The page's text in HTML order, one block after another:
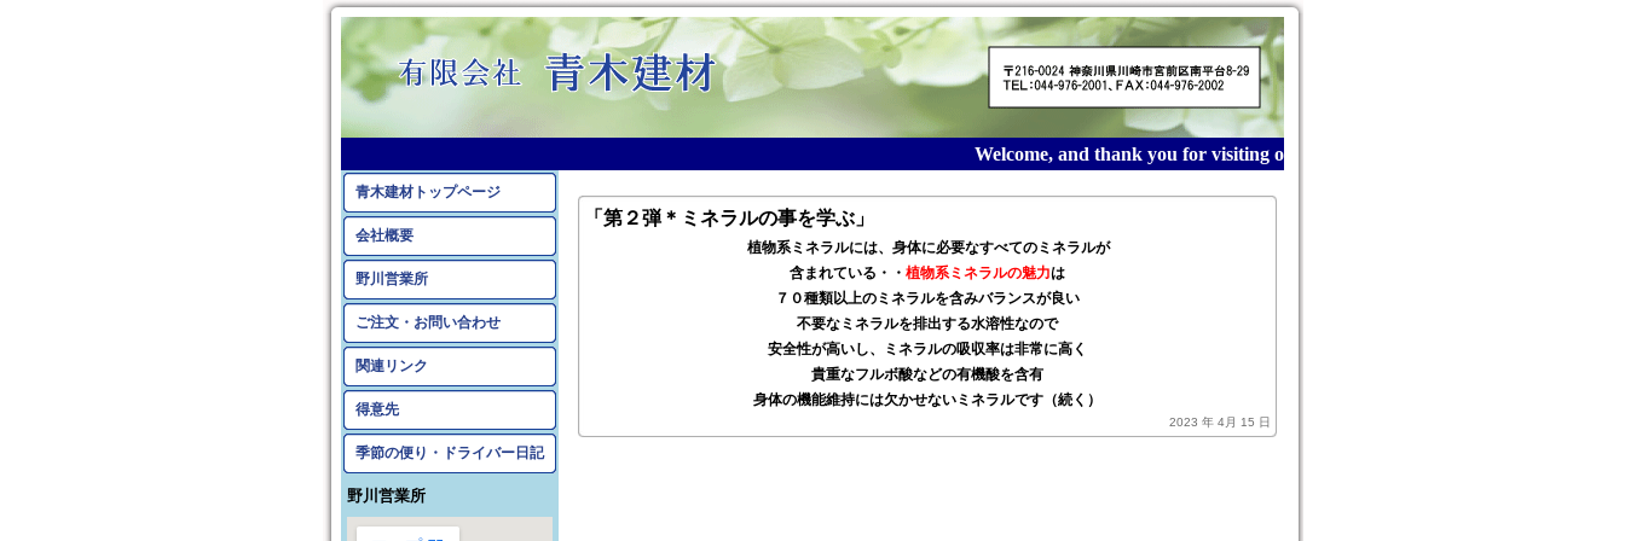
Welcome, and thank you for visiting our website! 産業廃棄物収集運搬は青木建材
青木建材トップページ
会社概要
野川営業所
ご注文・お問い合わせ
関連リンク
得意先
季節の便り・ドライバー日記
野川営業所
「第２弾＊ミネラルの事を学ぶ」
植物系ミネラルには、身体に必要なすべてのミネラルが
含まれている・・ 植物系ミネラルの魅力は
７０種類以上のミネラルを含みバランスが良い
不要なミネラルを排出する水溶性なので
安全性が高いし、ミネラルの吸収率は非常に高く
貴重なフルボ酸などの有機酸を含有
身体の機能維持には欠かせないミネラルです（続く）
2023 年 4月 15 日